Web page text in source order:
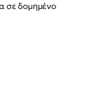
σε δομημένο